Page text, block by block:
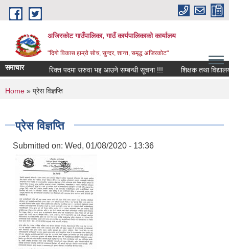
Skip to main content
अजिरकोट गाउँपालिका, गाउँ कार्यपालिकाको कार्यालय
"दिगो विकास हाम्रो सोच, सुन्दर, शान्त, समृद्ध अजिरकोट"
समाचार रिक्त पदमा सरुवा भइ आउने सम्बन्धी सूचना !!! शिक्षक तथा विद्यालय
You are here
Home » प्रेस विज्ञप्ति
प्रेस विज्ञप्ति
Submitted on: Wed, 01/08/2020 - 13:36